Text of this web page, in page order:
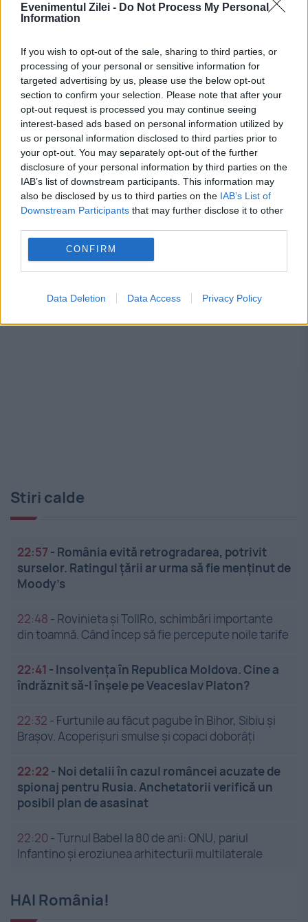
Evenimentul Zilei - Do Not Process My Personal
Information
If you wish to opt-out of the sale, sharing to third parties, or
processing of your personal or sensitive information for
targeted advertising by us, please use the below opt-out
section to confirm your selection. Please note that after your
opt-out request is processed you may continue seeing
interest-based ads based on personal information utilized by
us or personal information disclosed to third parties prior to
your opt-out. You may separately opt-out of the further
disclosure of your personal information by third parties on the
IAB’s list of downstream participants. This information may
also be disclosed by us to third parties on the IAB’s List of
Downstream Participants that may further disclose it to other
CONFIRM
Data Deletion Data Access Privacy Policy
INTERNATIONAL
Cine ar putea pierde dreptul la cetățenia
americană. Trump revine cu o măsură
controversată
Stiri calde
22:57 - România evită retrogradarea, potrivit
surselor. Ratingul țării ar urma să fie menținut de
Moody’s
22:48 - Rovinieta și TollRo, schimbări importante
din toamnă. Când încep să fie percepute noile tarife
22:41 - Insolvenţa în Republica Moldova. Cine a
îndrăznit să-l înşele pe Veaceslav Platon?
22:32 - Furtunile au făcut pagube în Bihor, Sibiu și
Brașov. Acoperișuri smulse și copaci doborâți
22:22 - Noi detalii în cazul româncei acuzate de
spionaj pentru Rusia. Anchetatorii verifică un
posibil plan de asasinat
22:20 -Turnul Babel la 80 de ani: ONU, pariul
Infantino și eroziunea arhitecturii multilaterale
HAI România!